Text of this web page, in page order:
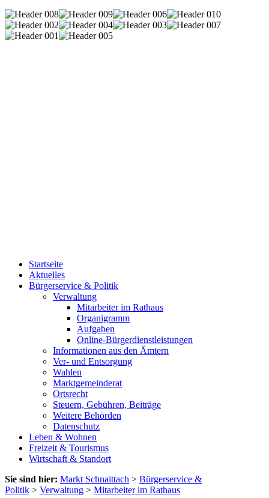
Startseite
Aktuelles
Bürgerservice & Politik
Verwaltung
Mitarbeiter im Rathaus
Organigramm
Aufgaben
Online-Bürgerdienstleistungen
Informationen aus den Ämtern
Ver- und Entsorgung
Wahlen
Marktgemeinderat
Ortsrecht
Steuern, Gebühren, Beiträge
Weitere Behörden
Datenschutz
Leben & Wohnen
Freizeit & Tourismus
Wirtschaft & Standort
Sie sind hier: Markt Schnaittach > Bürgerservice &
Politik > Verwaltung > Mitarbeiter im Rathaus